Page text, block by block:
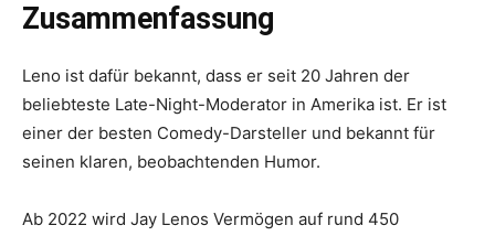
Zusammenfassung
Leno ist dafür bekannt, dass er seit 20 Jahren der
beliebteste Late-Night-Moderator in Amerika ist. Er ist
einer der besten Comedy-Darsteller und bekannt für
seinen klaren, beobachtenden Humor.
Ab 2022 wird Jay Lenos Vermögen auf rund 450